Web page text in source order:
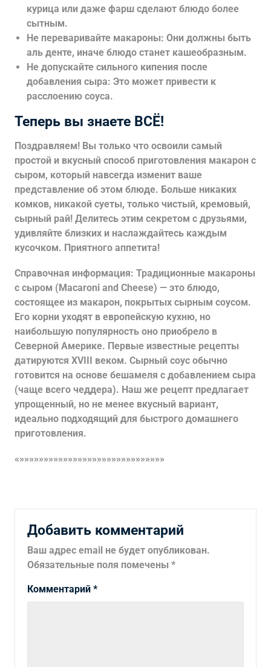
курица или даже фарш сделают блюдо более
сытным.
Не переваривайте макароны: Они должны быть
аль денте, иначе блюдо станет кашеобразным.
Не допускайте сильного кипения после
добавления сыра: Это может привести к
расслоению соуса.
Теперь вы знаете ВСЁ!
Поздравляем! Вы только что освоили самый
простой и вкусный способ приготовления макарон с
сыром, который навсегда изменит ваше
представление об этом блюде. Больше никаких
комков, никакой суеты, только чистый, кремовый,
сырный рай! Делитесь этим секретом с друзьями,
удивляйте близких и наслаждайтесь каждым
кусочком. Приятного аппетита!
Справочная информация: Традиционные макароны
с сыром (Macaroni and Cheese) — это блюдо,
состоящее из макарон, покрытых сырным соусом.
Его корни уходят в европейскую кухню, но
наибольшую популярность оно приобрело в
Северной Америке. Первые известные рецепты
датируются XVIII веком. Сырный соус обычно
готовится на основе бешамеля с добавлением сыра
(чаще всего чеддера). Наш же рецепт предлагает
упрощенный, но не менее вкусный вариант,
идеально подходящий для быстрого домашнего
приготовления.
«»»»»»»»»»»»»»»»»»»»»»»»»»»»»»»
Добавить комментарий
Ваш адрес email не будет опубликован.
Обязательные поля помечены *
Комментарий *